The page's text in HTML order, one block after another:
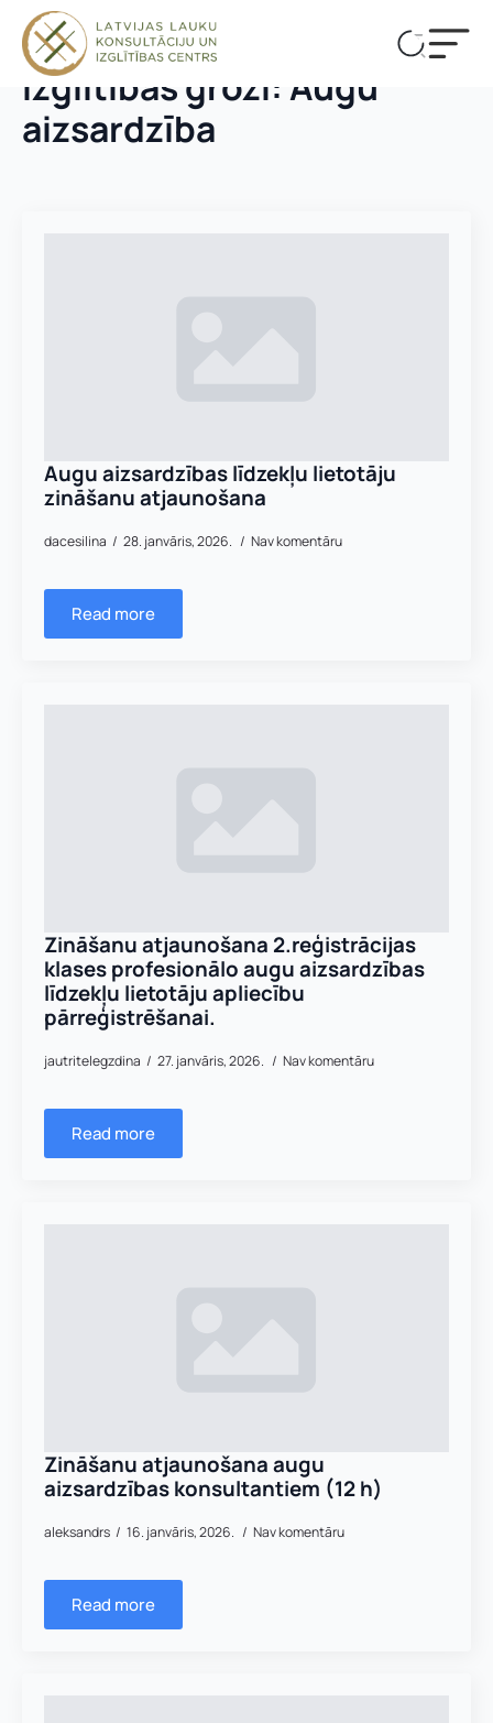
Izglītības grozi: Augu
aizsardzība
Augu aizsardzības līdzekļu lietotāju
zināšanu atjaunošana
dacesilina 28. janvāris, 2026. Nav komentāru
Read more
Zināšanu atjaunošana 2.reģistrācijas
klases profesionālo augu aizsardzības
līdzekļu lietotāju apliecību
pārreģistrēšanai.
jautritelegzdina 27. janvāris, 2026. Nav komentāru
Read more
Zināšanu atjaunošana augu
aizsardzības konsultantiem (12 h)
aleksandrs 16. janvāris, 2026. Nav komentāru
Read more